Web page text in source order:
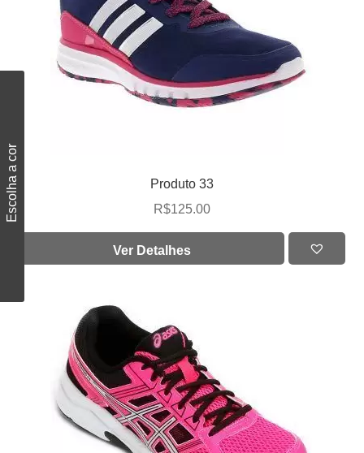
Produto 33
R$125.00
Ver Detalhes
Escolha a cor